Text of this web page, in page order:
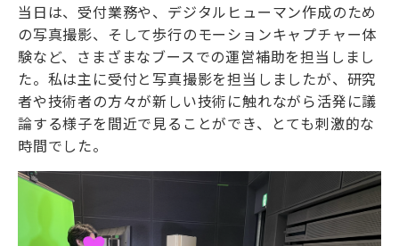
当日は、受付業務や、デジタルヒューマン作成のため
の写真撮影、そして歩行のモーションキャプチャー体
験など、さまざまなブースでの運営補助を担当しまし
た。私は主に受付と写真撮影を担当しましたが、研究
者や技術者の方々が新しい技術に触れながら活発に議
論する様子を間近で見ることができ、とても刺激的な
時間でした。